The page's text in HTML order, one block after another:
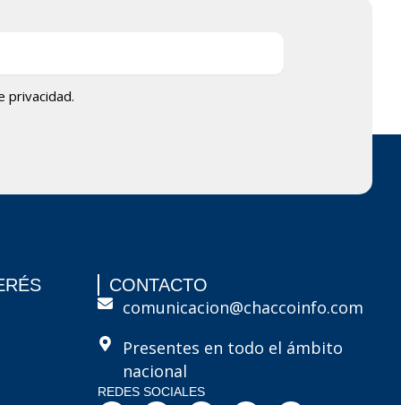
privacidad.
CONTACTO
comunicacion@chaccoinfo.com
Presentes en todo el ámbito
nacional
REDES SOCIALES